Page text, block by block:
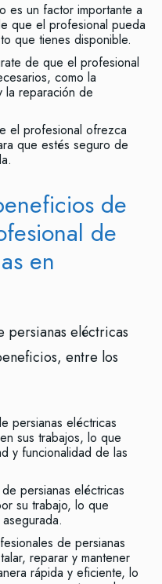
es un factor importante a
que el profesional pueda
que tienes disponible.
de que el profesional
como la
la reparación de
el profesional ofrezca
que estés seguro de
de
de
en
persianas eléctricas
entre los
persianas eléctricas
sus trabajos, lo que
y funcionalidad de las
persianas eléctricas
su trabajo, lo que
de persianas
reparar y mantener
rápida y eficiente, lo